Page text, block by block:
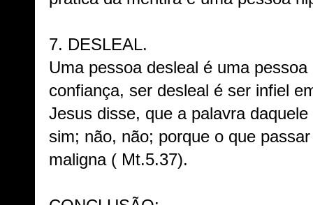
7. DESLEAL.
Uma pessoa desleal é uma
confiança, ser desleal é ser infiel
Jesus disse, que a palavra
sim; não, não; porque o que
maligna ( Mt.5.37).